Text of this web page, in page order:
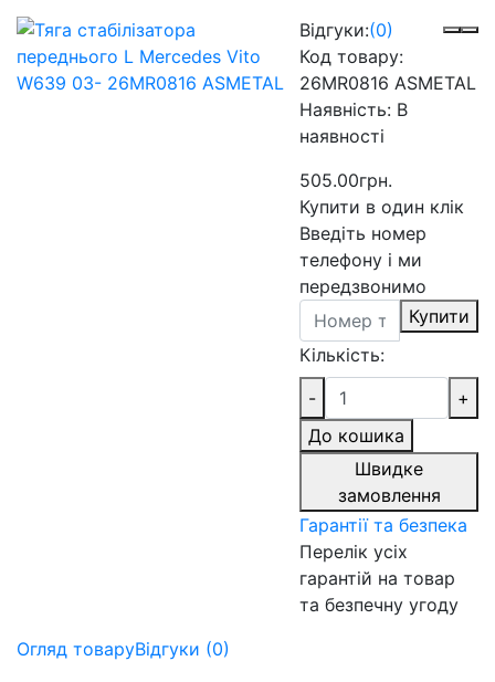
Відгуки:(0)
Код товару:
26MR0816 ASMETAL
Наявність: В
наявності
505.00грн.
Купити в один клік
Введіть номер
телефону і ми
передзвонимо
Купити
Кількість:
-
+
До кошика
Швидке
замовлення
Гарантії та безпека
Перелік усіх
гарантій на товар
та безпечну угоду
Огляд товаруВідгуки (0)